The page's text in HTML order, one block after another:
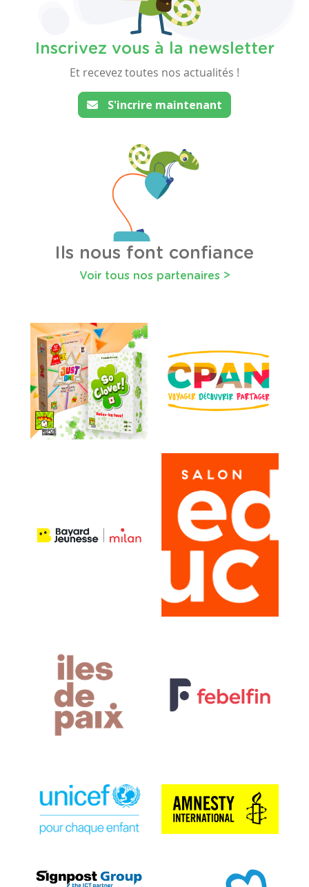
Inscrivez vous à la newsletter
Et recevez toutes nos actualités !
S'incrire maintenant
Ils nous font confiance
Voir tous nos partenaires >